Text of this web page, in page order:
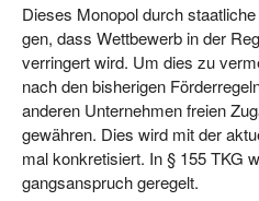
Die­ses Mono­pol durch
gen, dass Wett­be­werb in der
ver­rin­gert wird. Um dies zu
nach den bis­he­ri­gen
ande­ren Unter­neh­men frei­en
gewäh­ren. Dies wird mit der
mal kon­kre­ti­siert. In § 155 TKG
gangs­an­spruch geregelt.